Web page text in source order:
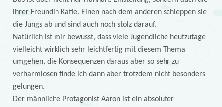
ihrer Freundin Katie. Einen nach dem anderen schleppen sie
die Jungs ab und sind auch noch stolz darauf.
Natürlich ist mir bewusst, dass viele Jugendliche heutzutage
vielleicht wirklich sehr leichtfertig mit diesem Thema
umgehen, die Konsequenzen daraus aber so sehr zu
verharmlosen finde ich dann aber trotzdem nicht besonders
gelungen.
Der männliche Protagonist Aaron ist ein absoluter